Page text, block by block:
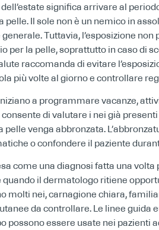
significa arrivare al
Il sole non è un nemico in
Tuttavia, l’esposizione
per la pelle, soprattutto in caso di
raccomanda di evitare
più volte al giorno e controllare
a programmare vacanze,
di valutare i nei già
venga abbronzata.
o confondere il paziente
come una diagnosi fatta una
il dermatologo ritiene
molti nei, carnagione chiara,
da controllare. Le linee guida
possono essere usate nei pazienti